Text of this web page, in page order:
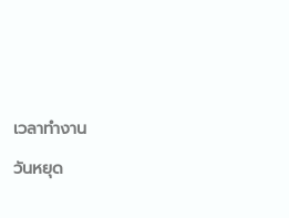
เวลาทำงาน
วันหยุด